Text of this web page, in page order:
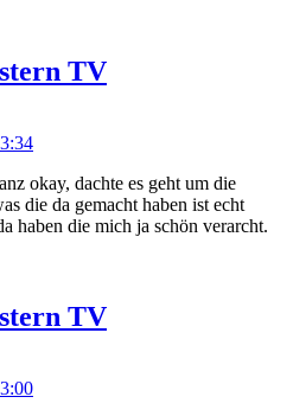
TV
okay, dachte es geht um die
die da gemacht haben ist echt
haben die mich ja schön verarcht.
TV